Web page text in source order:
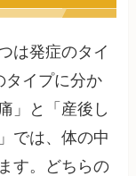
は発症のタイ
タイプに分か
」と「産後し
では、体の中
す。どちらの